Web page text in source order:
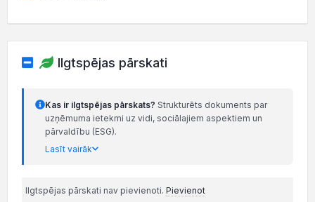
Ilgtspējas pārskati
Kas ir ilgtspējas pārskats? Strukturēts dokuments par
uzņēmuma ietekmi uz vidi, sociālajiem aspektiem un
pārvaldību (ESG).
Lasīt vairāk
Ilgtspējas pārskati nav pievienoti. Pievienot